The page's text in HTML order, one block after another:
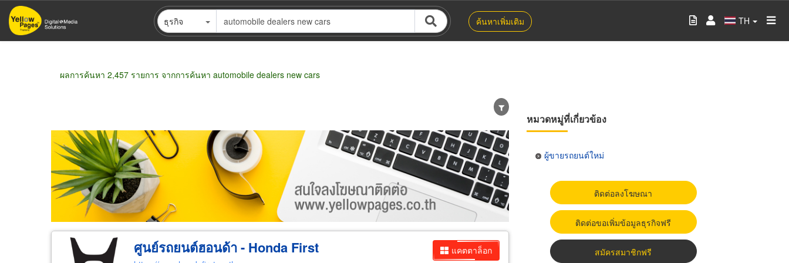
ข้าม
ไป
ธุรกิจ ค้นหาเพิ่มเติม TH
ผลการค้นหา 2,457 รายการ จากการค้นหา automobile dealers new cars
ขายส่ง ขายปลีก ผู้ผลิต ตัวแทนจัดจำหน่าย ผู้ส่งออก/นำเข้า ธุรกิจบริการ
แคตตาล็อก
ศูนย์รถยนต์ฮอนด้า - Honda First
หมวดหมู่ที่เกี่ยวข้อง
ผู้ขายรถยนต์ใหม่
ติดต่อลงโฆษณา
ติดต่อขอเพิ่มข้อมูลธุรกิจฟรี
สมัครสมาชิกฟรี